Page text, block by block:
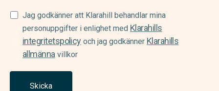
Samtycke
(Required)
Jag godkänner att Klarahill behandlar mina
personuppgifter i enlighet med Klarahills
integritetspolicyoch jag godkänner Klarahills
allmännavillkor
Skicka